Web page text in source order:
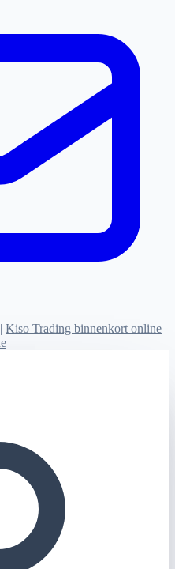
| Kiso Trading binnenkort online